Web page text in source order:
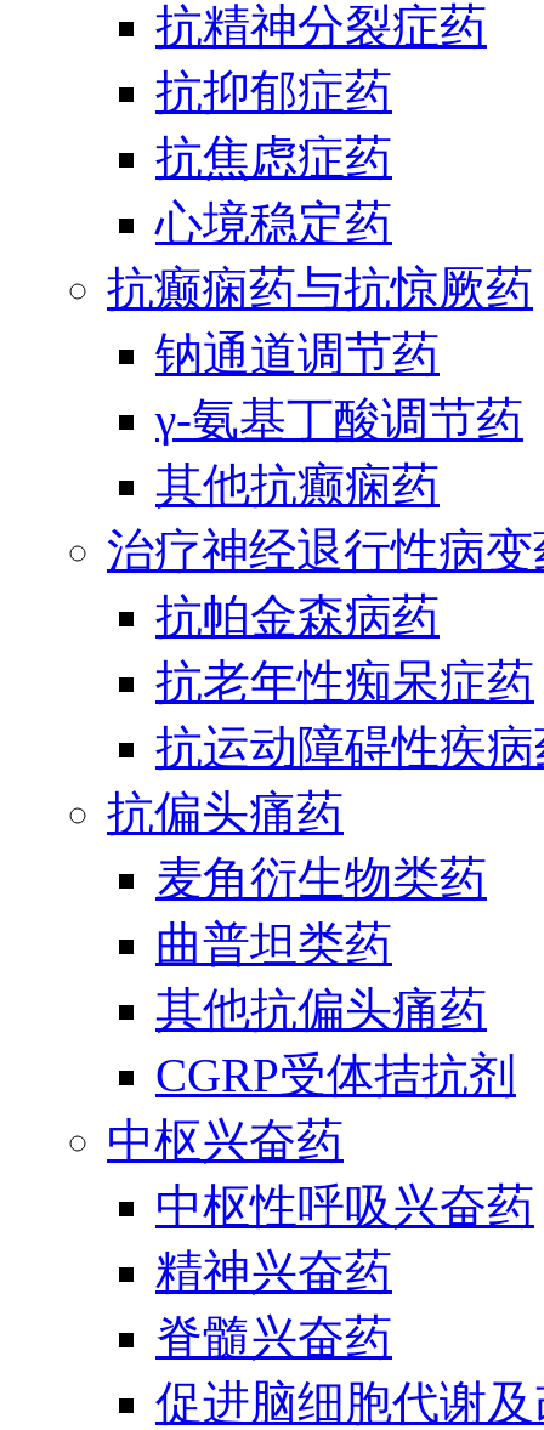
抗精神分裂症药
抗抑郁症药
抗焦虑症药
心境稳定药
抗癫痫药与抗惊厥药
钠通道调节药
γ-氨基丁酸调节药
其他抗癫痫药
治疗神经退行性病
抗帕金森病药
抗老年性痴呆症药
抗运动障碍性疾
抗偏头痛药
麦角衍生物类药
曲普坦类药
其他抗偏头痛药
CGRP受体拮抗剂
中枢兴奋药
中枢性呼吸兴奋药
精神兴奋药
脊髓兴奋药
促进脑细胞代谢